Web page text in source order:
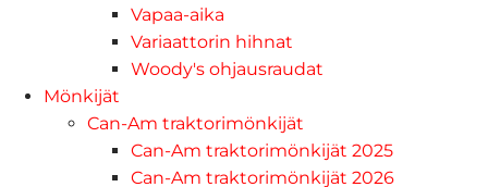
Vapaa-aika
Variaattorin hihnat
Woody's ohjausraudat
Mönkijät
Can-Am traktorimönkijät
Can-Am traktorimönkijät 2025
Can-Am traktorimönkijät 2026